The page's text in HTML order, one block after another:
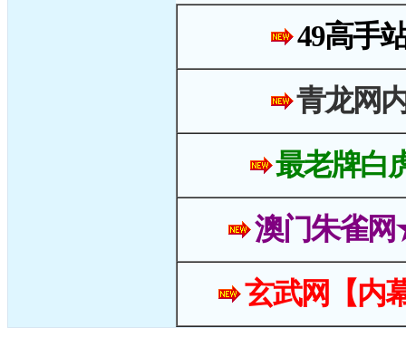
49高手
青龙网
最老牌白
澳门朱雀
玄武网【内